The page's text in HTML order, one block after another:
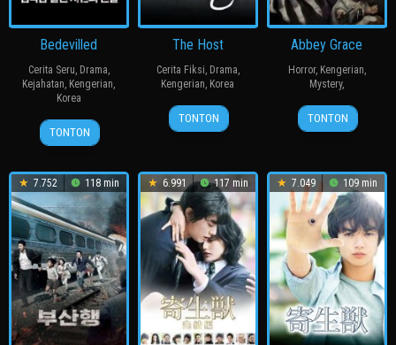
Bedevilled
Cerita Seru, Drama,
Kejahatan, Kengerian,
Korea
19
Aug
장
철
TONTON
The Host
Cerita Fiksi, Drama,
Kengerian, Korea
27
Jul
봉
준
TONTON
Abbey Grace
Horror, Kengerian,
Mystery,
1
Apr
Stephen
Durham
TONTON
7.752 118 min 6.991 117 min 7.049 109 min